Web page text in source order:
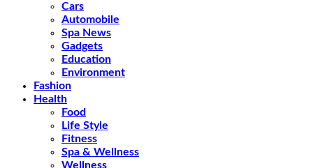
Cars
Automobile
Spa News
Gadgets
Education
Environment
Fashion
Health
Food
Life Style
Fitness
Spa & Wellness
Wellness